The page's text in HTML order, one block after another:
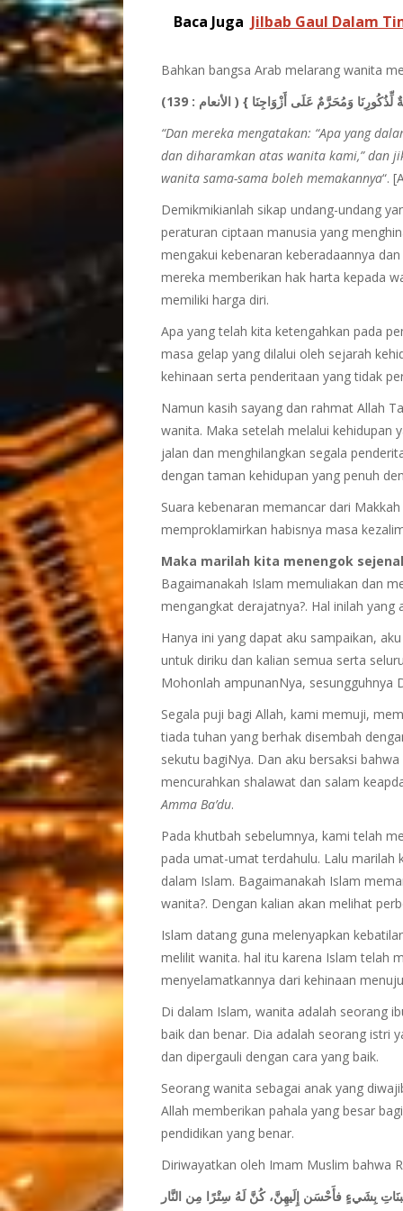
Baca Juga Jilbab Gaul Dalam
Bahkan bangsa Arab melarang wanita
لِّذُكُورِنَا وَمُحَرَّمٌ عَلَى أَزْوَاجِنَا} ( الأنعام : 139)
“Dan mereka mengatakan: “Apa yang
dan diharamkan atas wanita kami,” dan
wanita sama-sama boleh memakannya“.
Demikmikianlah sikap undang-undang
peraturan ciptaan manusia yang
mengakui kebenaran keberadaannya
mereka memberikan hak harta kepada
memiliki harga diri.
Apa yang telah kita ketengahkan pada
masa gelap yang dilalui oleh sejarah
kehinaan serta penderitaan yang tidak
Namun kasih sayang dan rahmat Allah
wanita. Maka setelah melalui kehidupan
jalan dan menghilangkan segala
dengan taman kehidupan yang penuh
Suara kebenaran memancar dari
memproklamirkan habisnya masa
Maka marilah kita menengok
Bagaimanakah Islam memuliakan dan
mengangkat derajatnya?. Hal inilah
Hanya ini yang dapat aku sampaikan,
untuk diriku dan kalian semua serta
Mohonlah ampunanNya, sesungguhnya
Segala puji bagi Allah, kami memuji,
tiada tuhan yang berhak disembah
sekutu bagiNya. Dan aku bersaksi
mencurahkan shalawat dan salam
Amma Ba’du.
Pada khutbah sebelumnya, kami telah
pada umat-umat terdahulu. Lalu marilah
dalam Islam. Bagaimanakah Islam
wanita?. Dengan kalian akan melihat
Islam datang guna melenyapkan
melilit wanita. hal itu karena Islam telah
menyelamatkannya dari kehinaan
Di dalam Islam, wanita adalah seorang
baik dan benar. Dia adalah seorang istri
dan dipergauli dengan cara yang baik.
Seorang wanita sebagai anak yang
Allah memberikan pahala yang besar
pendidikan yang benar.
Diriwayatkan oleh Imam Muslim bahwa
بِشَيءٍ فأَحْسَن إِلَيهِنَّ، كُنَّ لَهُ سِتْرًا مِن النَّار